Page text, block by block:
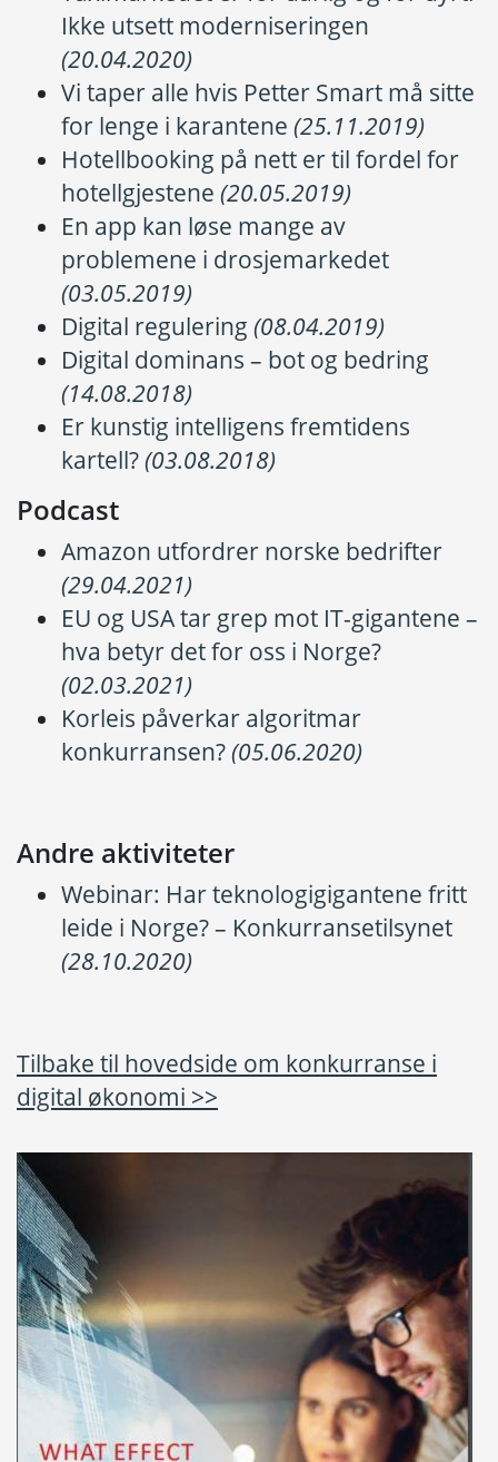
Ikke utsett moderniseringen
(20.04.2020)
Vi taper alle hvis Petter Smart må sitte
for lenge i karantene (25.11.2019)
Hotellbooking på nett er til fordel for
hotellgjestene (20.05.2019)
En app kan løse mange av
problemene i drosjemarkedet
(03.05.2019)
Digital regulering (08.04.2019)
Digital dominans – bot og bedring
(14.08.2018)
Er kunstig intelligens fremtidens
kartell?(03.08.2018)
Podcast
Amazon utfordrer norske bedrifter
(29.04.2021)
EU og USA tar grep mot IT-gigantene –
hva betyr det for oss i Norge?
(02.03.2021)
Korleis påverkar algoritmar
konkurransen?(05.06.2020)
Andre aktiviteter
Webinar: Har teknologigigantene fritt
leide i Norge? – Konkurransetilsynet
(28.10.2020)
Tilbake til hovedside om konkurranse i
digital økonomi >>